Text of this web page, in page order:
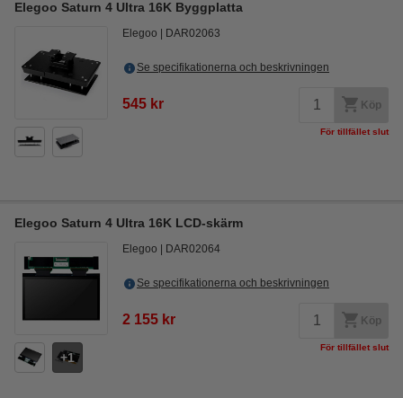
Elegoo Saturn 4 Ultra 16K Byggplatta
Elegoo DAR02063
Se specifikationerna och beskrivningen
545 kr Köp
För tillfället slut
Elegoo Saturn 4 Ultra 16K LCD-skärm
1
Elegoo DAR02064
Se specifikationerna och beskrivningen
2 155 kr Köp
För tillfället slut